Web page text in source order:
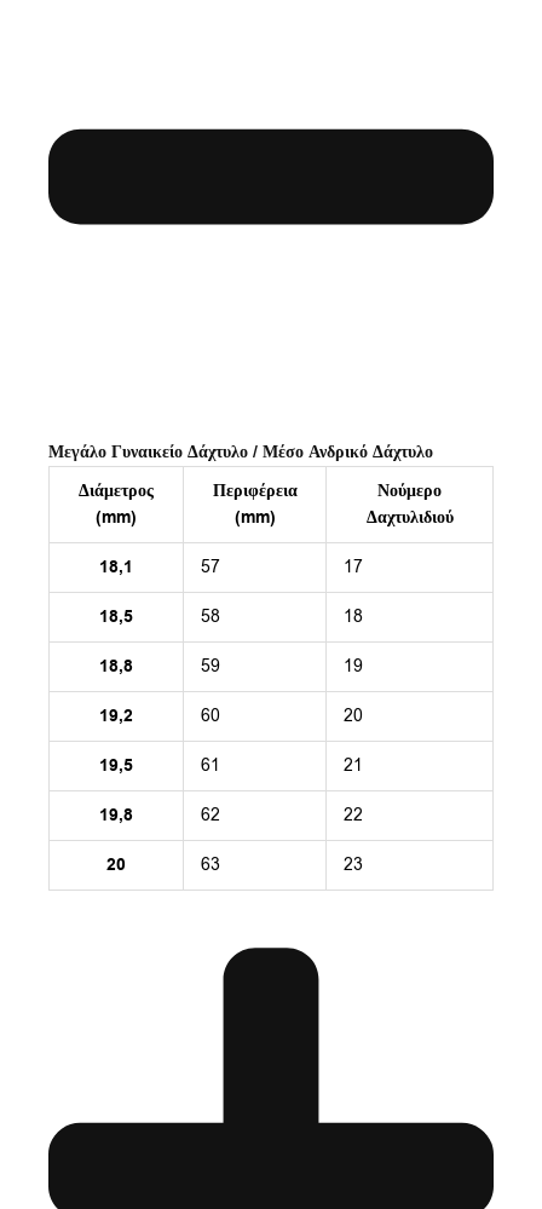
Μεγάλο Γυναικείο Δάχτυλο / Μέσο Ανδρικό Δάχτυλο
Διάμετρος
(mm)
Περιφέρεια
(mm)
Νούμερο
Δαχτυλιδιού
18,1 57 17
18,5 58 18
18,8 59 19
19,2 60 20
19,5 61 21
19,8 62 22
20 63 23